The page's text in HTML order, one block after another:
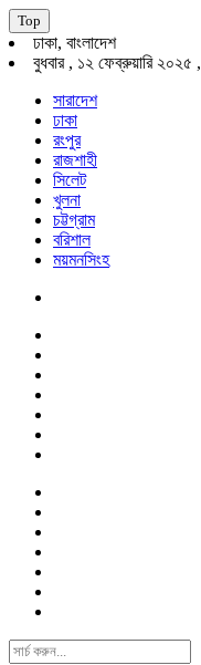
Top
ঢাকা, বাংলাদেশ
বুধবার , ১২ ফেব্রুয়ারি ২০২৫ ,
সারাদেশ
ঢাকা
রংপুর
রাজশাহী
সিলেট
খুলনা
চট্টগ্রাম
বরিশাল
ময়মনসিংহ
Search